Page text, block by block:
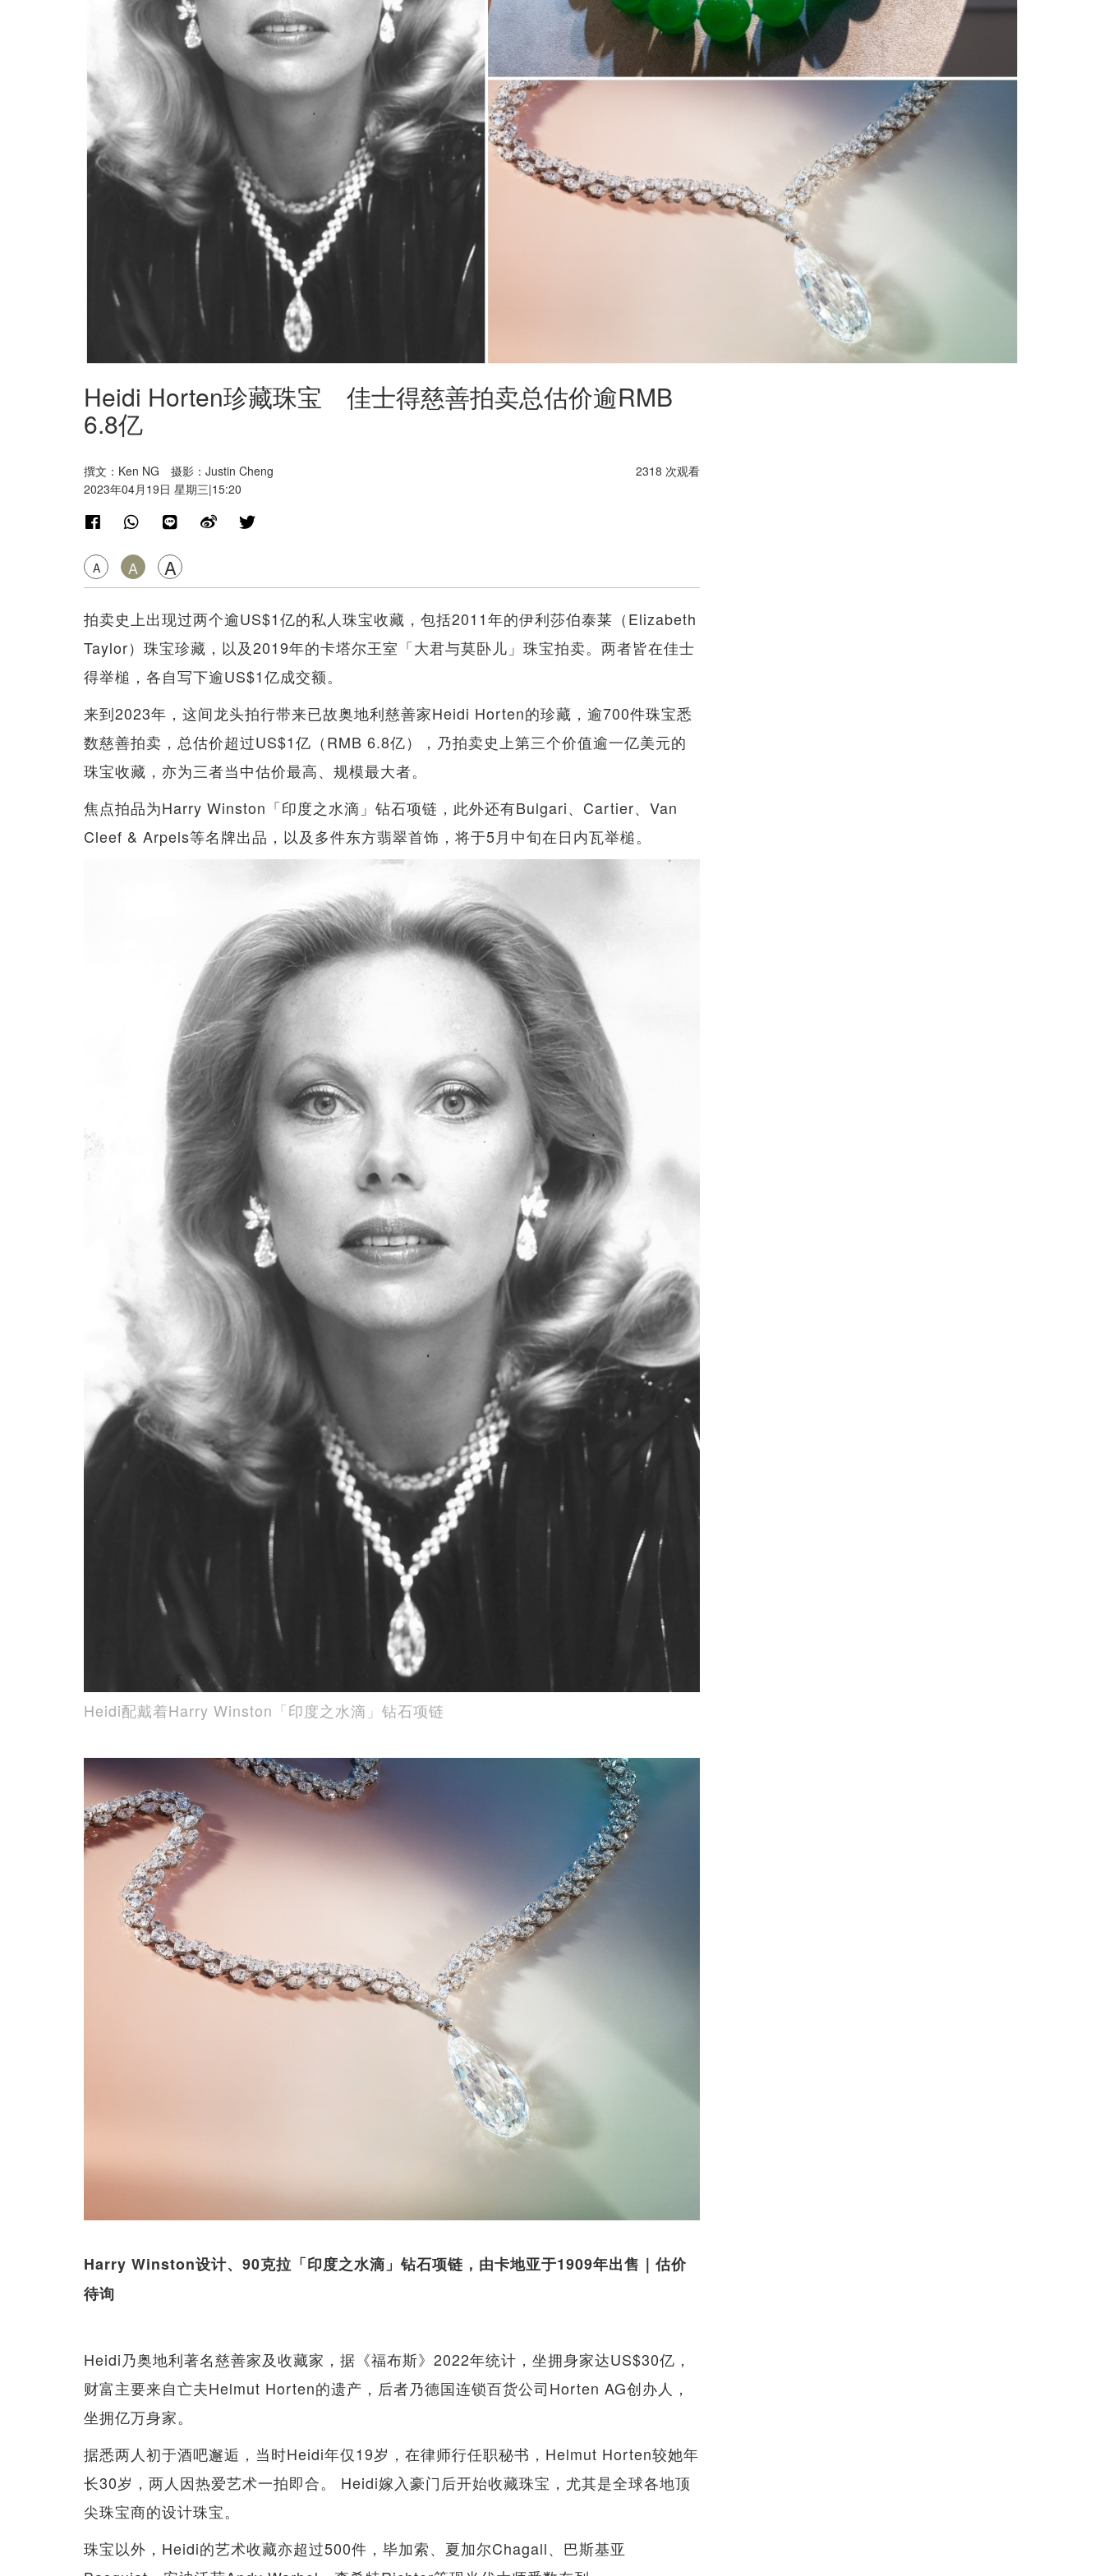
Heidi Horten珍藏珠宝 佳士得慈善拍卖总估价逾RMB
6.8亿
撰文：Ken NG 摄影：Justin Cheng
2023年04月19日 星期三|15:20
A A A
2318 次观看
拍卖史上出现过两个逾US$1亿的私人珠宝收藏，包括2011年的伊利莎伯泰莱（Elizabeth
Taylor）珠宝珍藏，以及2019年的卡塔尔王室「大君与莫卧儿」珠宝拍卖。两者皆在佳士
得举槌，各自写下逾US$1亿成交额。
来到2023年，这间龙头拍行带来已故奥地利慈善家Heidi Horten的珍藏，逾700件珠宝悉
数慈善拍卖，总估价超过US$1亿（RMB 6.8亿），乃拍卖史上第三个价值逾一亿美元的
珠宝收藏，亦为三者当中估价最高、规模最大者。
焦点拍品为Harry Winston「印度之水滴」钻石项链，此外还有Bulgari、Cartier、Van
Cleef & Arpels等名牌出品，以及多件东方翡翠首饰，将于5月中旬在日内瓦举槌。
Heidi配戴着Harry Winston「印度之水滴」钻石项链
Harry Winston设计、90克拉「印度之水滴」钻石项链，由卡地亚于1909年出售｜估价
待询
Heidi乃奥地利著名慈善家及收藏家，据《福布斯》2022年统计，坐拥身家达US$30亿，
财富主要来自亡夫Helmut Horten的遗产，后者乃德国连锁百货公司Horten AG创办人，
坐拥亿万身家。
据悉两人初于酒吧邂逅，当时Heidi年仅19岁，在律师行任职秘书，Helmut Horten较她年
长30岁，两人因热爱艺术一拍即合。 Heidi嫁入豪门后开始收藏珠宝，尤其是全球各地顶
尖珠宝商的设计珠宝。
珠宝以外，Heidi的艺术收藏亦超过500件，毕加索、夏加尔Chagall、巴斯基亚